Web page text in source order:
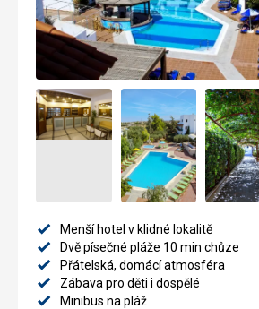
Menší hotel v klidné lokalitě
Dvě písečné pláže 10 min chůze
Přátelská, domácí atmosféra
Zábava pro děti i dospělé
Minibus na pláž